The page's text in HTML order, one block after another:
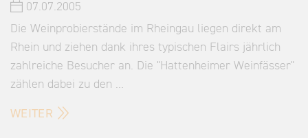
07.07.2005
Die Weinprobierstände im Rheingau liegen direkt am
Rhein und ziehen dank ihres typischen Flairs jährlich
zahlreiche Besucher an. Die "Hattenheimer Weinfässer"
zählen dabei zu den …
WEITER